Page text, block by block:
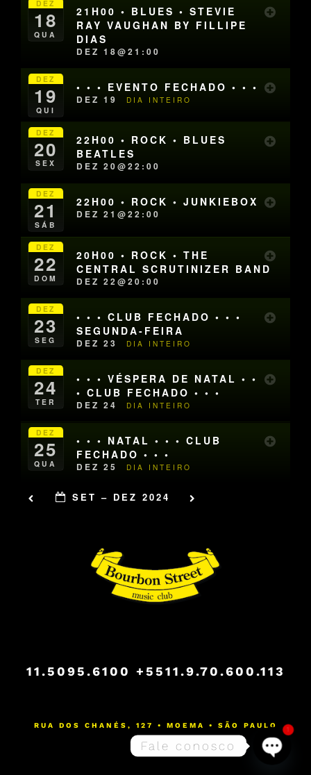
DEZ
18
QUA
21H00 • BLUES • STEVIE
RAY VAUGHAN BY FILLIPE
DIAS
DEZ 18@21:00
DEZ
19
QUI
• • • EVENTO FECHADO • • •
DEZ 19 DIA INTEIRO
DEZ
20
SEX
22H00 • ROCK • BLUES
BEATLES
DEZ 20@22:00
DEZ
21
SÁB
22H00 • ROCK • JUNKIEBOX
DEZ 21@22:00
DEZ
22
DOM
20H00 • ROCK • THE
CENTRAL SCRUTINIZER BAND
DEZ 22@20:00
DEZ
23
SEG
• • • CLUB FECHADO • • •
SEGUNDA-FEIRA
DEZ 23 DIA INTEIRO
DEZ
24
TER
• • • VÉSPERA DE NATAL • •
• CLUB FECHADO • • •
DEZ 24 DIA INTEIRO
DEZ
25
QUA
• • • NATAL • • • CLUB
FECHADO • • •
DEZ 25 DIA INTEIRO
SET – DEZ 2024
11.5095.6100 +5511.9.70.600.113
RUA DOS CHANÉS, 127 • MOEMA • SÃO PAULO
Fale conosco
1